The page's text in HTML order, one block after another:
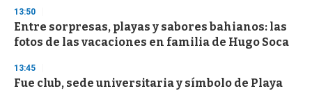
13:50
Entre sorpresas, playas y sabores bahianos: las
fotos de las vacaciones en familia de Hugo Soca
13:45
Fue club, sede universitaria y símbolo de Playa